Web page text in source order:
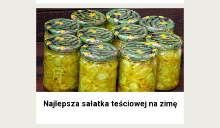
Najlepsza sałatka teściowej na zimę